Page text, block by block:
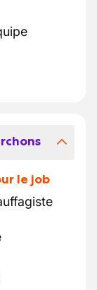
le job